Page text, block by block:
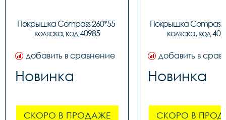
Покрышка Compass 260*55
коляска, код 40985
добавить в сравнение
Новинка
СКОРО В ПРОДАЖЕ
Покрышка Compass
коляска, код
добавить в
Новинка
СКОРО В